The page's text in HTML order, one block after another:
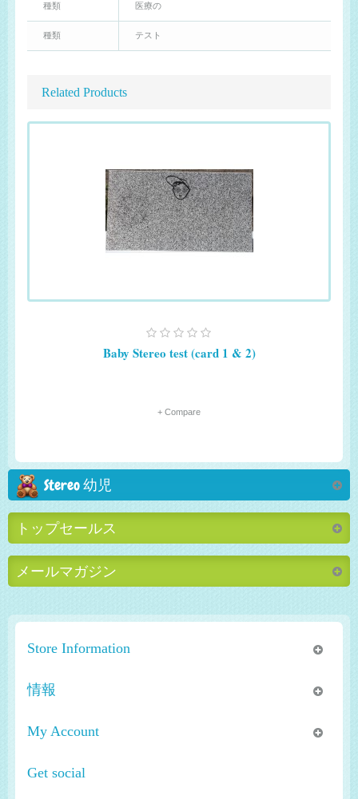
種類 医療の
種類 テスト
Related Products
Baby Stereo test (card 1 & 2)
+ Compare
Stereo 幼児
トップセールス
メールマガジン
Store Information
情報
My Account
Get social